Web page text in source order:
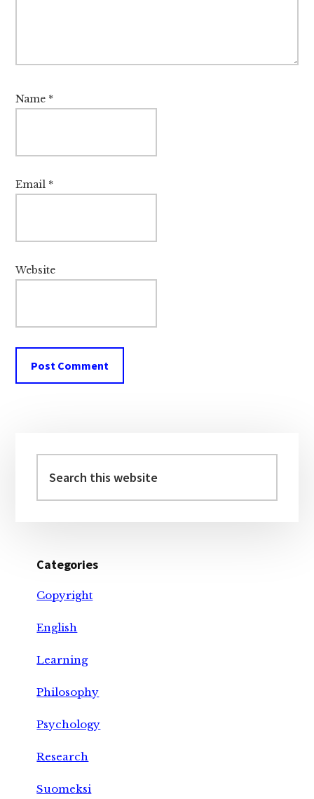
Name *
Email *
Website
Sidebar
this
website
Categories
Copyright
English
Learning
Philosophy
Psychology
Research
Suomeksi